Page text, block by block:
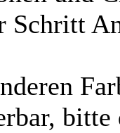
Schritt
bitte